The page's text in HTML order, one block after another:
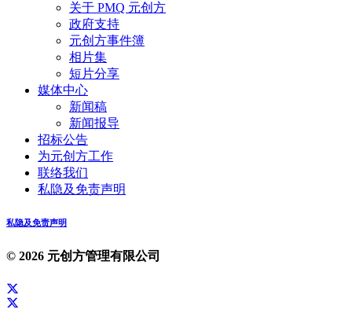
关于 PMQ 元创方
政府支持
元创方事件簿
相片集
短片分享
媒体中心
新闻稿
新闻报导
招标公告
为元创方工作
联络我们
私隐及免责声明
私隐及免责声明
© 2026 元创方管理有限公司